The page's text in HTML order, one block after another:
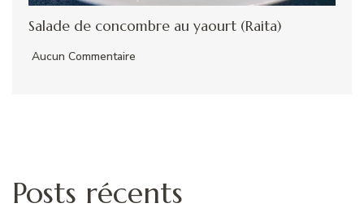
Salade de concombre au yaourt (Raita)
Aucun Commentaire
Posts récents